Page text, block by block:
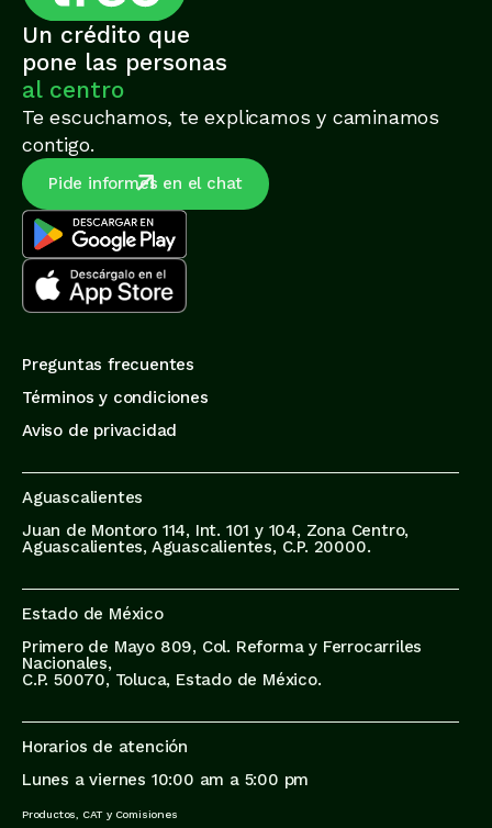
Un crédito que
pone las personas
al centro
Te escuchamos, te explicamos y caminamos
contigo.
Pide informes en el chat
Preguntas frecuentes
Términos y condiciones
Aviso de privacidad
Aguascalientes
Juan de Montoro 114, Int. 101 y 104, Zona Centro,
Aguascalientes, Aguascalientes, C.P. 20000.
Estado de México
Primero de Mayo 809, Col. Reforma y Ferrocarriles
Nacionales,
C.P. 50070, Toluca, Estado de México.
Horarios de atención
Lunes a viernes 10:00 am a 5:00 pm
Productos, CAT y Comisiones